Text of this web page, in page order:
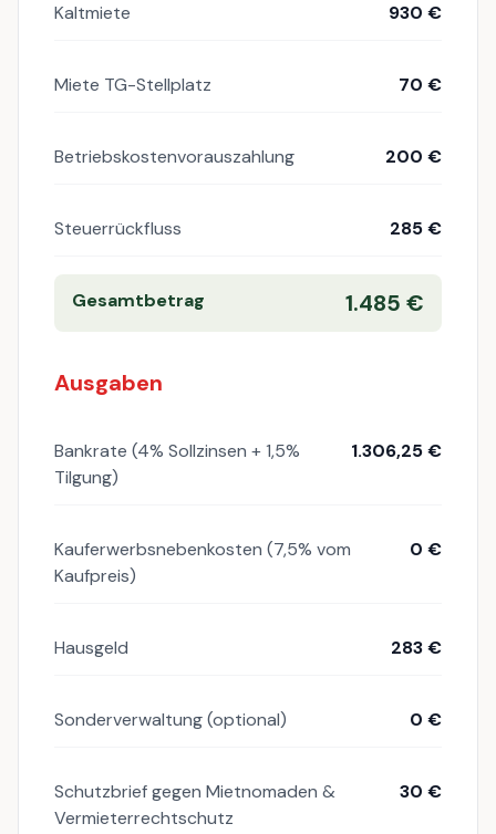
Kaltmiete 930 €
Miete TG-Stellplatz 70 €
Betriebskostenvorauszahlung 200 €
Steuerrückfluss 285 €
Gesamtbetrag 1.485 €
Ausgaben
Bankrate (4% Sollzinsen + 1,5%
Tilgung)
1.306,25 €
Kauferwerbsnebenkosten (7,5% vom
Kaufpreis)
0 €
Hausgeld 283 €
Sonderverwaltung (optional) 0 €
Schutzbrief gegen Mietnomaden &
Vermieterrechtschutz
30 €